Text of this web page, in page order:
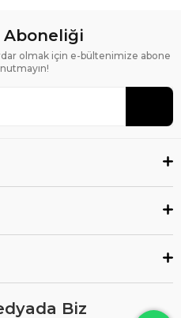
olmak için e-bültenimize abone
Biz